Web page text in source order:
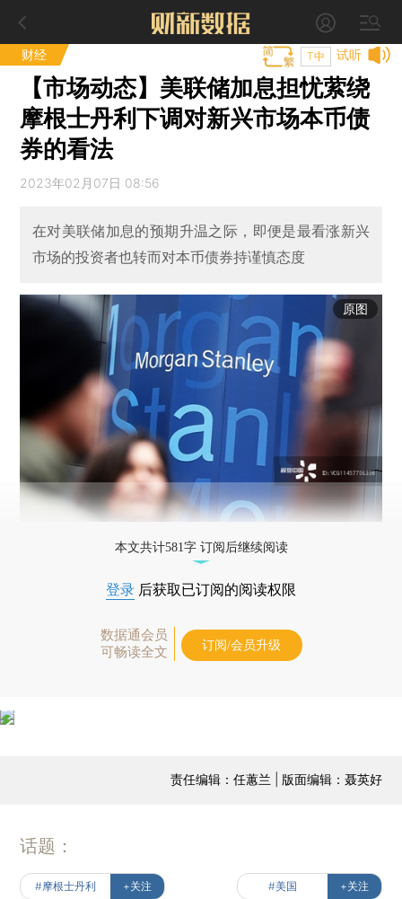
财经 试听
T中
【市场动态】美联储加息担忧萦绕
摩根士丹利下调对新兴市场本币债
券的看法
2023年02月07日 08:56
在对美联储加息的预期升温之际，即便是最看涨新兴
市场的投资者也转而对本币债券持谨慎态度
原图
本文共计581字 订阅后继续阅读
登录 后获取已订阅的阅读权限
数据通会员
可畅读全文
订阅/会员升级
责任编辑：任蕙兰 | 版面编辑：聂英好
话题：
#摩根士丹利 +关注 #美国 +关注